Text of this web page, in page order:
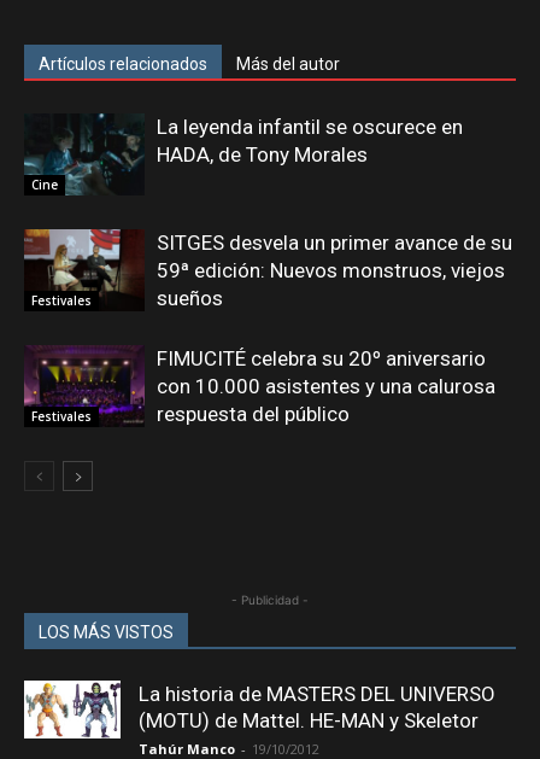
Artículos relacionados Más del autor
Cine
La leyenda infantil se oscurece en
HADA, de Tony Morales
Festivales
SITGES desvela un primer avance de su
59ª edición: Nuevos monstruos, viejos
sueños
Festivales
FIMUCITÉ celebra su 20º aniversario
con 10.000 asistentes y una calurosa
respuesta del público
- Publicidad -
LOS MÁS VISTOS
La historia de MASTERS DEL UNIVERSO
(MOTU) de Mattel. HE-MAN y Skeletor
Tahúr Manco - 19/10/2012